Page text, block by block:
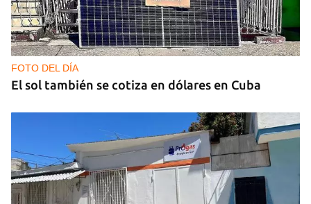
FOTO DEL DÍA
El sol también se cotiza en dólares en Cuba